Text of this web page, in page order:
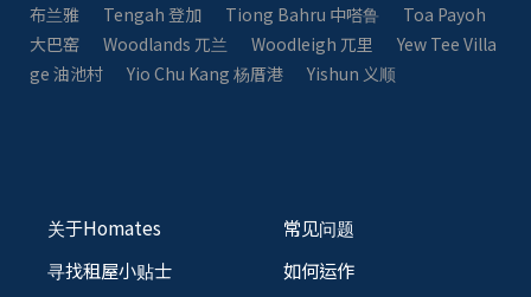
布兰雅
Tengah 登加 Tiong Bahru 中嗒鲁
Toa Payoh
大巴窑
Woodlands 兀兰 Woodleigh 兀里
Yew Tee Villa
ge 油池村
Yio Chu Kang 杨厝港 Yishun 义顺
关于Homates
寻找租屋小贴士
常见问题
如何运作